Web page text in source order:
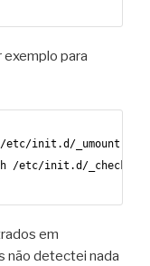
para
init.d/_umountroot
/etc/init.d/
em
não detectei nada